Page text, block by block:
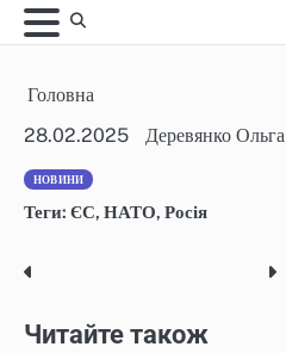
Skip
to
Головна
28.02.2025
Деревянко Ольга
НОВИНИ
Теги: ЄС, НАТО, Росія
Post
navigation
Читайте також